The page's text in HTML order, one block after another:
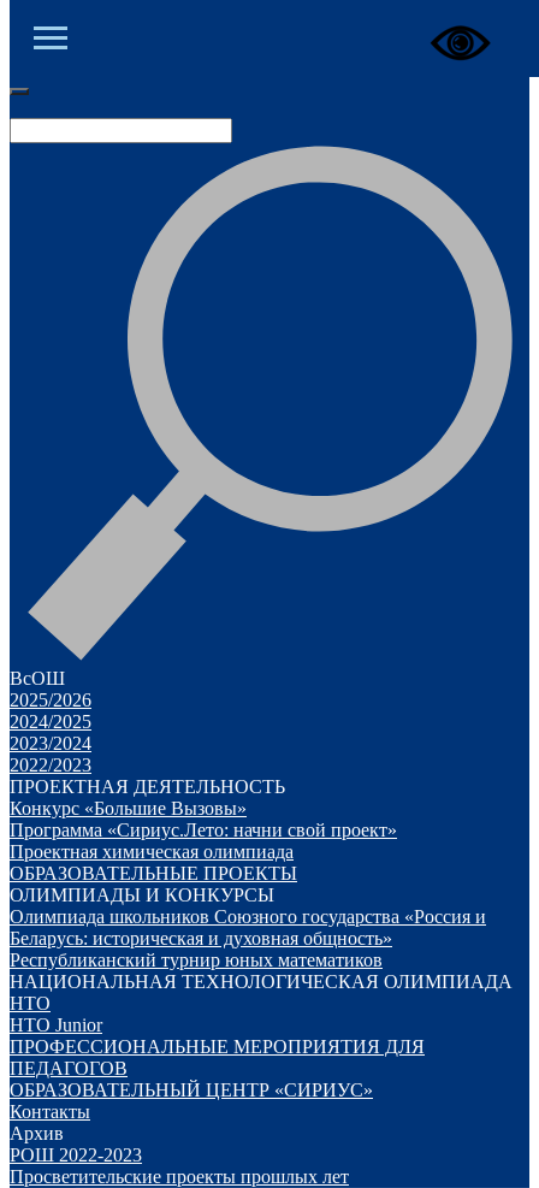
ВсОШ
2025/2026
2024/2025
2023/2024
2022/2023
ПРОЕКТНАЯ ДЕЯТЕЛЬНОСТЬ
Конкурс «Большие Вызовы»
Программа «Сириус.Лето: начни свой проект»
Проектная химическая олимпиада
ОБРАЗОВАТЕЛЬНЫЕ ПРОЕКТЫ
ОЛИМПИАДЫ И КОНКУРСЫ
Олимпиада школьников Союзного государства «Россия и
Беларусь: историческая и духовная общность»
Республиканский турнир юных математиков
НАЦИОНАЛЬНАЯ ТЕХНОЛОГИЧЕСКАЯ ОЛИМПИАДА
НТО
НТО Junior
ПРОФЕССИОНАЛЬНЫЕ МЕРОПРИЯТИЯ ДЛЯ
ПЕДАГОГОВ
ОБРАЗОВАТЕЛЬНЫЙ ЦЕНТР «СИРИУС»
Контакты
Архив
РОШ 2022-2023
Просветительские проекты прошлых лет